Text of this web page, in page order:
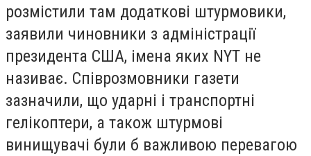
розмістили там додаткові штурмовики,
заявили чиновники з адміністрації
президента США, імена яких NYT не
називає. Співрозмовники газети
зазначили, що ударні і транспортні
гелікоптери, а також штурмові
винищувачі були б важливою перевагою